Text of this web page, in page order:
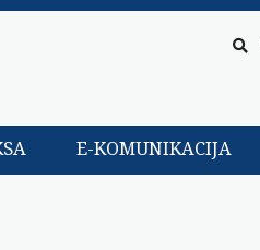
E-KOMUNIKACIJA